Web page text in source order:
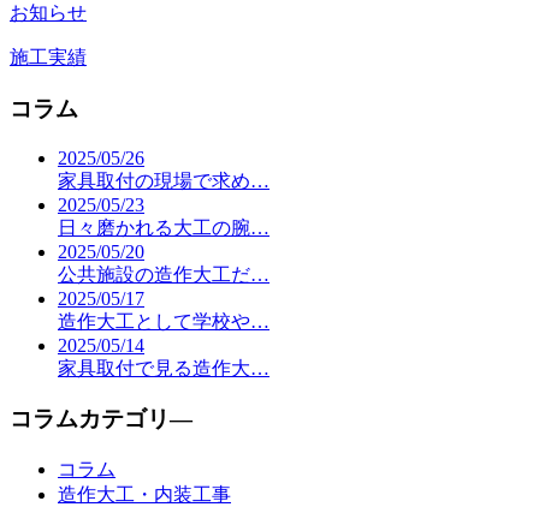
お知らせ
施工実績
コラム
2025/05/26
家具取付の現場で求め…
2025/05/23
日々磨かれる大工の腕…
2025/05/20
公共施設の造作大工だ…
2025/05/17
造作大工として学校や…
2025/05/14
家具取付で見る造作大…
コラムカテゴリ―
コラム
造作大工・内装工事